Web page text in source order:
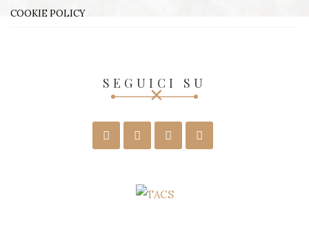
COOKIE POLICY
SEGUICI SU